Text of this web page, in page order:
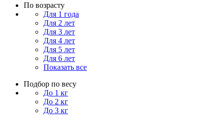
По возрасту
Для 1 года
Для 2 лет
Для 3 лет
Для 4 лет
Для 5 лет
Для 6 лет
Показать все
Подбор по весу
До 1 кг
До 2 кг
До 3 кг